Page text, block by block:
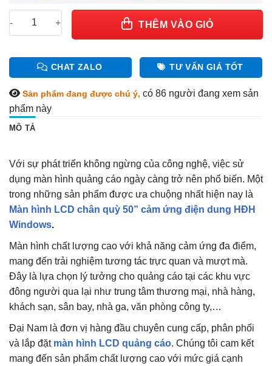
Màn hình LCD chân quỳ 50'' cảm ứng điện dung HĐH
THÊM VÀO GIỎ
CHAT ZALO TƯ VẤN GIÁ TỐT
Sản phẩm đang được chú ý, có 86 người đang xem sản
phẩm này
MÔ TẢ
Với sự phát triển không ngừng của công nghệ, việc sử
dụng màn hình quảng cáo ngày càng trở nên phổ biến. Một
trong những sản phẩm được ưa chuộng nhất hiện nay là
Màn hình LCD chân quỳ 50” cảm ứng điện dung HĐH
Windows.
Màn hình chất lượng cao với khả năng cảm ứng đa điểm,
mang đến trải nghiệm tương tác trực quan và mượt mà.
Đây là lựa chọn lý tưởng cho quảng cáo tại các khu vực
đông người qua lại như trung tâm thương mại, nhà hàng,
khách sạn, sân bay, nhà ga, văn phòng công ty,…
Đại Nam là đơn vị hàng đầu chuyên cung cấp, phân phối
và lắp đặt màn hình LCD quảng cáo. Chúng tôi cam kết
mang đến sản phẩm chất lượng cao với mức giá cạnh